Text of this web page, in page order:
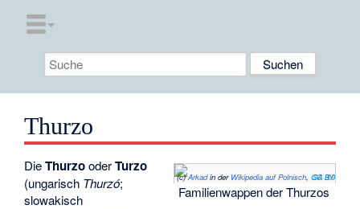
Thurzo
(c)Arkadin der Wikipedia auf Polnisch, CC BY-SA 3.0
Familienwappen der Thurzos
DieThurzooderTurzo
(ungarisch Thurzó;
slowakisch